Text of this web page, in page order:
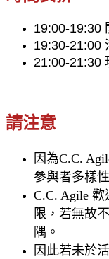
19:00-19:30
19:30-21:00
21:00-21:30
請注意
因為C.C.
參與者多樣
C.C. Agile
限，若無故
隅。
因此若未於